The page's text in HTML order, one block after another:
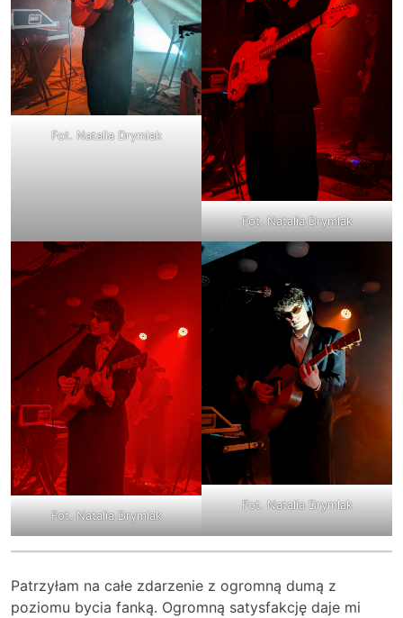
Fot. Natalia Drymlak
Fot. Natalia Drymlak
Fot. Natalia Drymlak
Fot. Natalia Drymlak
Patrzyłam na całe zdarzenie z ogromną dumą z
poziomu bycia fanką. Ogromną satysfakcję daje mi